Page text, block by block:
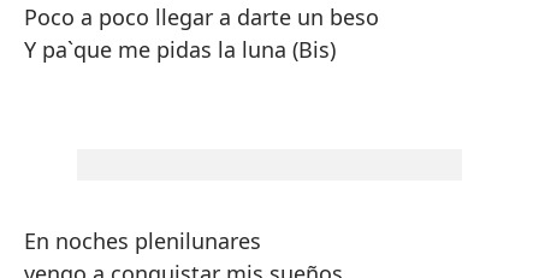
Poco a poco llegar a darte un beso
Y pa`que me pidas la luna (Bis)
En noches plenilunares